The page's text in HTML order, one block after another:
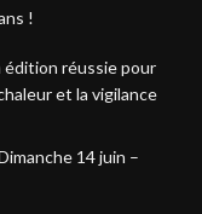
!
édition réussie pour
et la vigilance
14 juin –